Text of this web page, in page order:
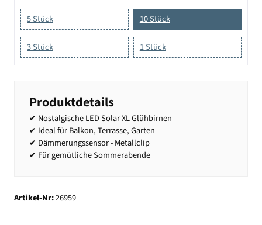
5 Stück
10 Stück
3 Stück 1 Stück
Produktdetails
✔ Nostalgische LED Solar XL Glühbirnen
✔ Ideal für Balkon, Terrasse, Garten
✔ Dämmerungssensor - Metallclip
✔ Für gemütliche Sommerabende
Artikel-Nr:26959